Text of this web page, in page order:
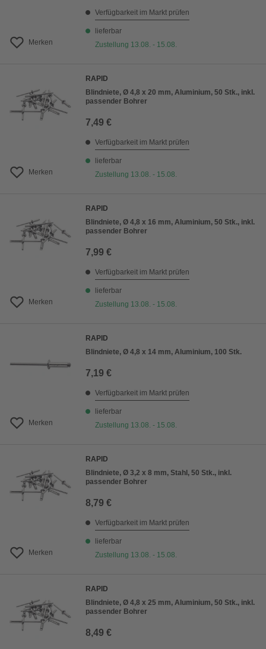
Merken
Verfügbarkeit im Markt prüfen
lieferbar
Zustellung 13.08. - 15.08.
Merken
RAPID
Blindniete, Ø 4,8 x 20 mm, Aluminium, 50 Stk., inkl.
passender Bohrer
7,49 €
Verfügbarkeit im Markt prüfen
lieferbar
Zustellung 13.08. - 15.08.
Merken
RAPID
Blindniete, Ø 4,8 x 16 mm, Aluminium, 50 Stk., inkl.
passender Bohrer
7,99 €
Verfügbarkeit im Markt prüfen
lieferbar
Zustellung 13.08. - 15.08.
Merken
RAPID
Blindniete, Ø 4,8 x 14 mm, Aluminium, 100 Stk.
7,19 €
Verfügbarkeit im Markt prüfen
lieferbar
Zustellung 13.08. - 15.08.
Merken
RAPID
Blindniete, Ø 3,2 x 8 mm, Stahl, 50 Stk., inkl.
passender Bohrer
8,79 €
Verfügbarkeit im Markt prüfen
lieferbar
Zustellung 13.08. - 15.08.
RAPID
Blindniete, Ø 4,8 x 25 mm, Aluminium, 50 Stk., inkl.
passender Bohrer
8,49 €